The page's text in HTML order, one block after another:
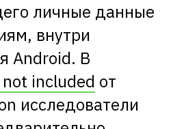
личные данные
внутри
Android. В
included от
исследователи